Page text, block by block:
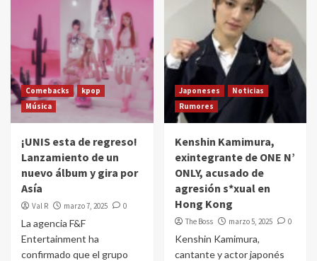
Comebacks
kpop
Música
¡UNIS esta de regreso!
Lanzamiento de un
nuevo álbum y gira por
Asía
Val R marzo 7, 2025 0
La agencia F&F
Entertainment ha
confirmado que el grupo
Japoneses
Noticias
Rumores
Kenshin Kamimura,
exintegrante de ONE N’
ONLY, acusado de
agresión s*xual en
Hong Kong
The Boss marzo 5, 2025 0
Kenshin Kamimura,
cantante y actor japonés